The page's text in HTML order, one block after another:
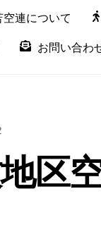
空連について
お問い合わ
区